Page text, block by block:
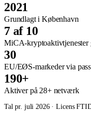
2021
Grundlagt i København
7 af 10
MiCA-kryptoaktivtjenester
30
EU/EØS-markeder via
190+
Aktiver på 28+ netværk
Tal pr. juli 2026 · Licens